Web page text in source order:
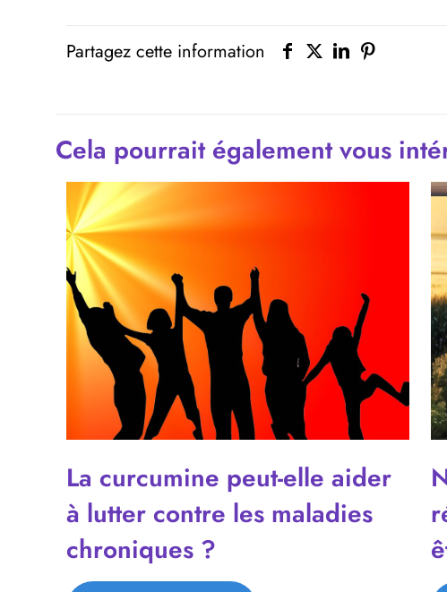
Partagez cette information
Cela pourrait également vous
La curcumine peut-elle aider
à lutter contre les maladies
chroniques ?